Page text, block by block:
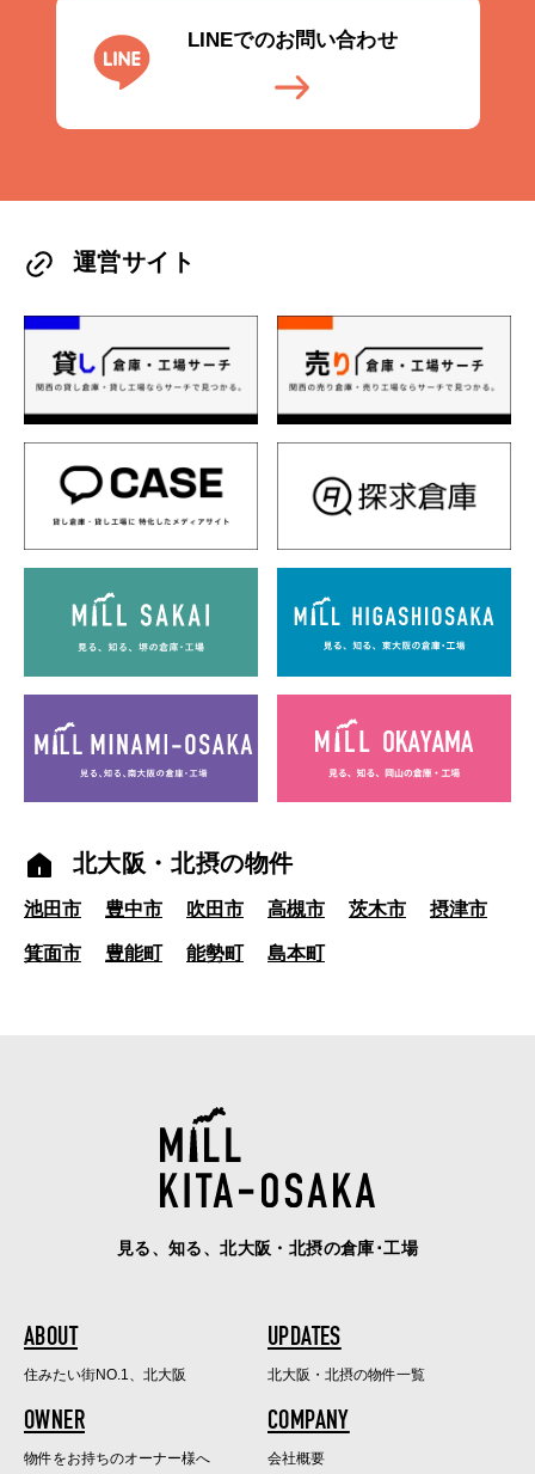
LINEでのお問い合わせ
運営サイト
北大阪・北摂の物件
池田市 豊中市 吹田市 高槻市 茨木市 摂津市
箕面市 豊能町 能勢町 島本町
見る、知る、北大阪・北摂の倉庫･工場
ABOUT
住みたい街NO.1、北大阪
UPDATES
北大阪・北摂の物件一覧
OWNER
物件をお持ちのオーナー様へ
COMPANY
会社概要